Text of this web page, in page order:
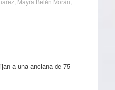
a una anciana de 75